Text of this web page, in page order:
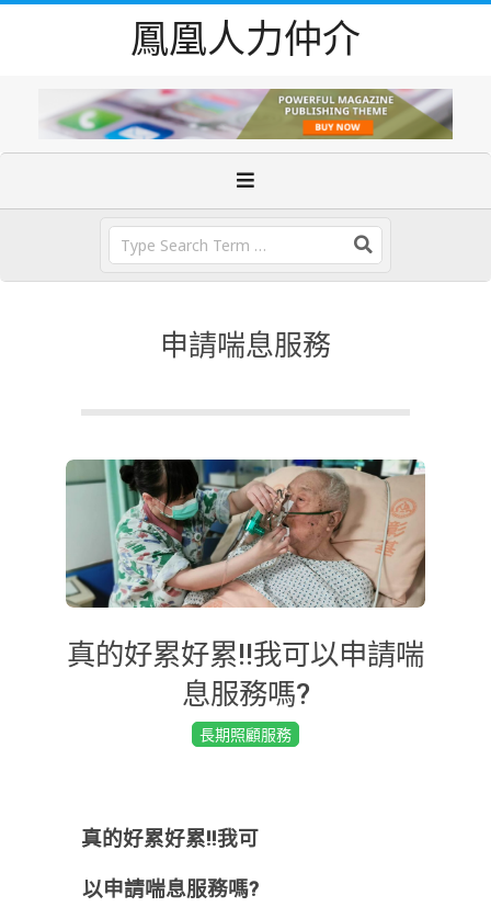
鳳凰人力仲介
申請喘息服務
真的好累好累!!我可以申請喘
息服務嗎?
長期照顧服務
真的好累好累!!我可
以申請喘息服務嗎?